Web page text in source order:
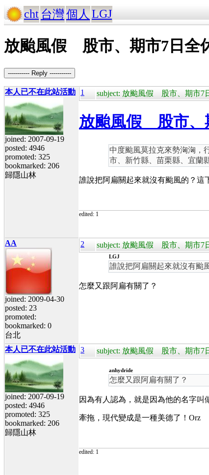
cht 台灣個人 LGJ
放颱風假 股市、期市7日全
----------- Reply -----------
本人已不在此站活動
joined: 2007-09-19
posted: 4946
promoted: 325
bookmarked: 206
歸隱山林
1 subject: 放颱風假 股市、期市7
放颱風假 股市、
中度颱風莫拉克來勢洶洶，
市、新竹縣、苗栗縣、宜蘭
誰說把阿扁關起來就沒有颱風的？這
edited: 1
AA
joined: 2009-04-30
posted: 23
promoted:
bookmarked: 0
台北
2 subject: 放颱風假 股市、期市7
LGJ
誰說把阿扁關起來就沒有颱
怎麼又跟阿扁有關了？
本人已不在此站活動
joined: 2007-09-19
posted: 4946
promoted: 325
bookmarked: 206
歸隱山林
3 subject: 放颱風假 股市、期市7
anhydride
怎麼又跟阿扁有關了？
因為有人認為，就是因為他的名字叫
牽拖，現代變成是一種美德了！Orz
edited: 1